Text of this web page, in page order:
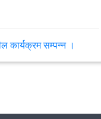
कार्यक्रम सम्पन्न ।
प्रमुख सहायक जिल्ला